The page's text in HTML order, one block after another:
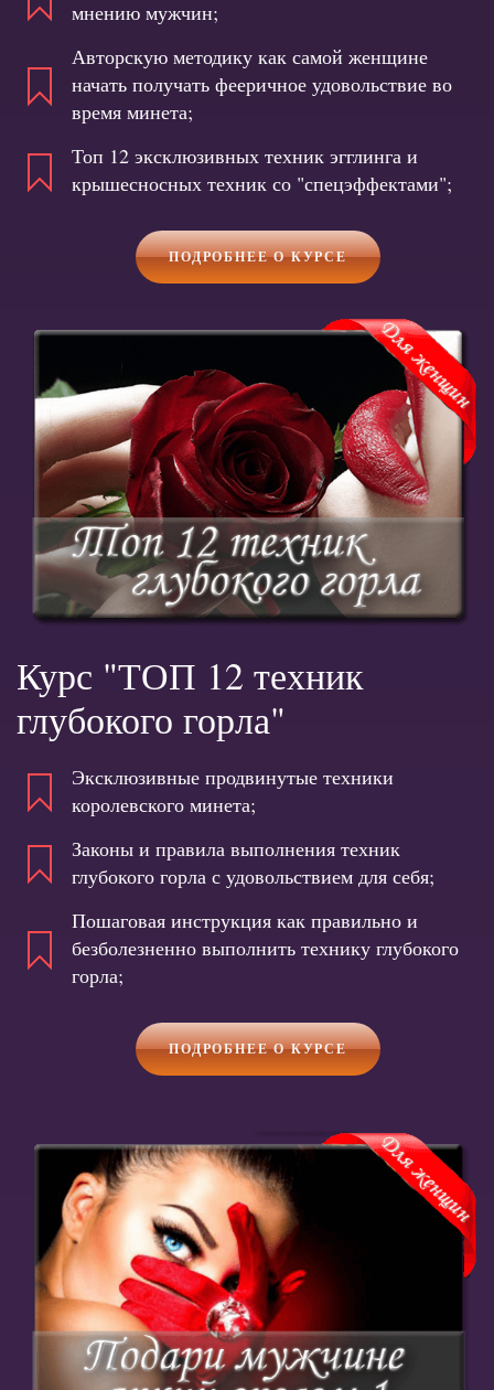
мнению мужчин;
Авторскую методику как самой женщине
начать получать фееричное удовольствие во
время минета;
Топ 12 эксклюзивных техник эгглинга и
крышесносных техник со "спецэффектами";
ПОДРОБНЕЕ О КУРСЕ
Курс "ТОП 12 техник
глубокого горла"
Эксклюзивные продвинутые техники
королевского минета;
Законы и правила выполнения техник
глубокого горла с удовольствием для себя;
Пошаговая инструкция как правильно и
безболезненно выполнить технику глубокого
горла;
ПОДРОБНЕЕ О КУРСЕ